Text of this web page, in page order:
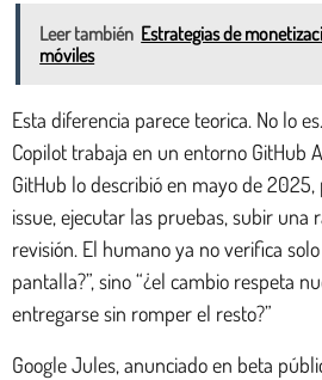
Leer también Estrategias de
móviles
Esta diferencia parece teorica. No lo
Copilot trabaja en un entorno GitHub
GitHub lo describió en mayo de
issue, ejecutar las pruebas, subir una
revisión. El humano ya no verifica
pantalla?”, sino “¿el cambio respeta
entregarse sin romper el resto?”
Google Jules, anunciado en beta